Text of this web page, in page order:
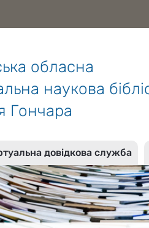
обласна
наукова
Гончара
довідкова служба